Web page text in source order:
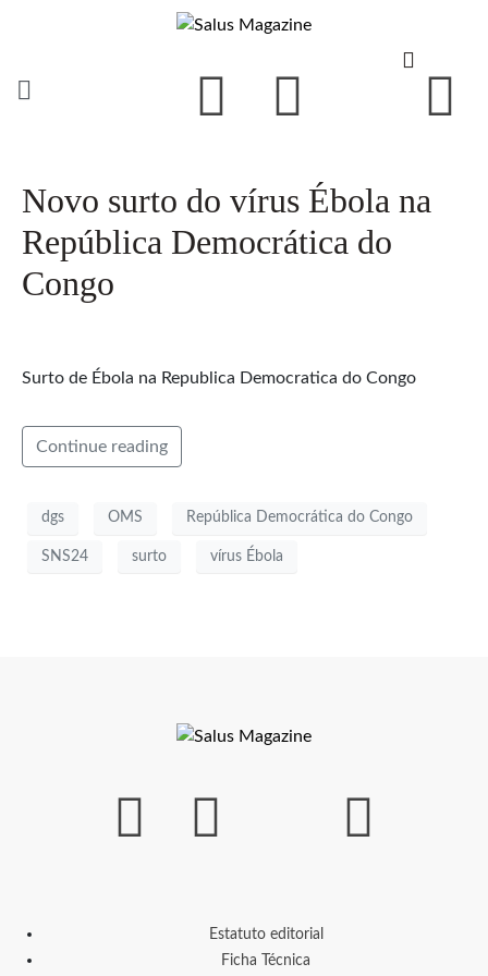
Novo surto do vírus Ébola na
República Democrática do
Congo
Surto de Ébola na Republica Democratica do Congo
Continue reading
dgs OMS República Democrática do Congo
SNS24 surto vírus Ébola
Estatuto editorial
Ficha Técnica